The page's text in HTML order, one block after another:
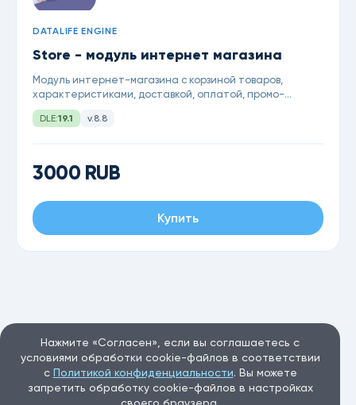
DATALIFE ENGINE
Store - модуль интернет магазина
Модуль интернет-магазина с корзиной товаров,
характеристиками, доставкой, оплатой, промо-
кодами, бонусами и др. для DataLife Engine 19.1
DLE:19.1 v.8.8
3000 RUB
Купить
Нажмите «Согласен», если вы соглашаетесь с
условиями обработки cookie-файлов в соответствии
с Политикой конфиденциальности. Вы можете
запретить обработку cookie-файлов в настройках